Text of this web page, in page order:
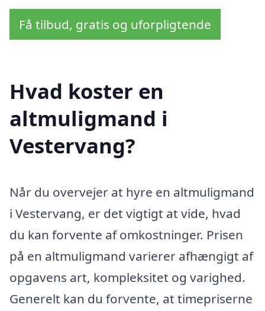
Få tilbud, gratis og uforpligtende
Hvad koster en
altmuligmand i
Vestervang?
Når du overvejer at hyre en altmuligmand
i Vestervang, er det vigtigt at vide, hvad
du kan forvente af omkostninger. Prisen
på en altmuligmand varierer afhængigt af
opgavens art, kompleksitet og varighed.
Generelt kan du forvente, at timepriserne